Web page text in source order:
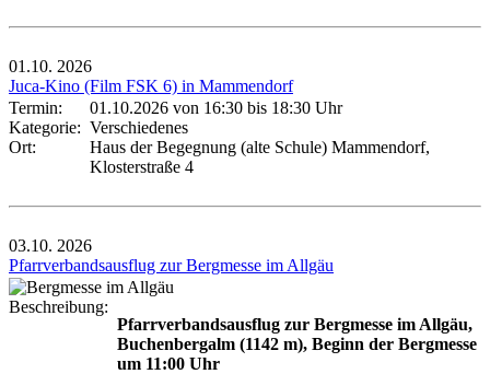
01.10. 2026
Juca-Kino (Film FSK 6) in Mammendorf
Termin:
01.10.2026 von 16:30 bis 18:30 Uhr
Kategorie: Verschiedenes
Ort:
Haus der Begegnung (alte Schule) Mammendorf,
Klosterstraße 4
03.10. 2026
Pfarrverbandsausflug zur Bergmesse im Allgäu
Beschreibung:
Pfarrverbandsausflug zur Bergmesse im Allgäu,
Buchenbergalm (1142 m), Beginn der Bergmesse
um 11:00 Uhr